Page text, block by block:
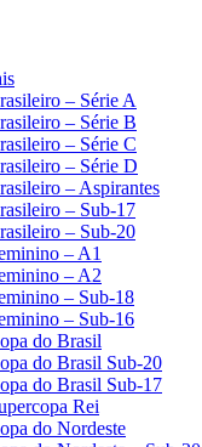
– Série A
– Série B
– Série C
– Série D
– Aspirantes
– Sub-17
– Sub-20
– A1
– A2
– Sub-18
– Sub-16
do Brasil
do Brasil Sub-20
do Brasil Sub-17
Rei
do Nordeste